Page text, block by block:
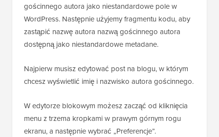
gościnnego autora jako niestandardowe pole w
WordPress. Następnie użyjemy fragmentu kodu, aby
zastąpić nazwę autora nazwą gościnnego autora
dostępną jako niestandardowe metadane.
Najpierw musisz edytować post na blogu, w którym
chcesz wyświetlić imię i nazwisko autora gościnnego.
W edytorze blokowym możesz zacząć od kliknięcia
menu z trzema kropkami w prawym górnym rogu
ekranu, a następnie wybrać „Preferencje”.